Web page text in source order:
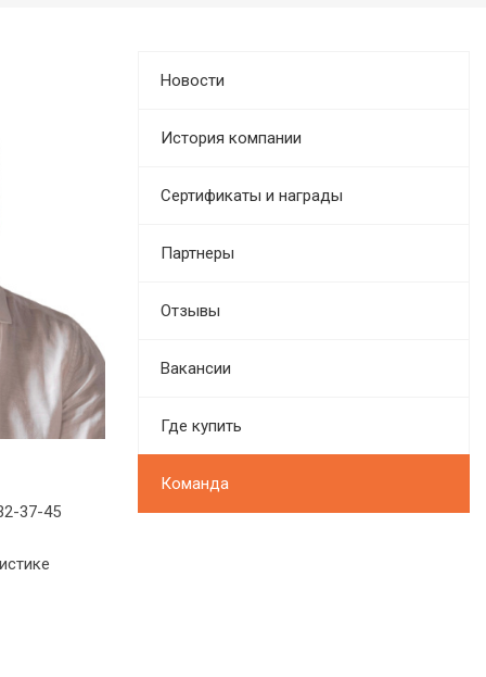
37-45
Новости
История компании
Сертификаты и награды
Партнеры
Отзывы
Вакансии
Где купить
Команда